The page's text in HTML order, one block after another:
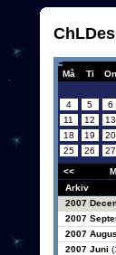
Må Ti On
4
5 6
11
12 13
18
19 20
25
26 27
<<
Arkiv
2007
2007
2007
2007 Juni